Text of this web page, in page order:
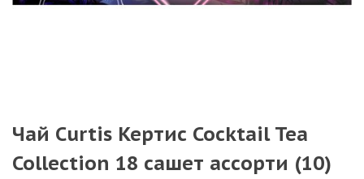
Чай Curtis Кертис Cocktail Tea
Collection 18 сашет ассорти (10)